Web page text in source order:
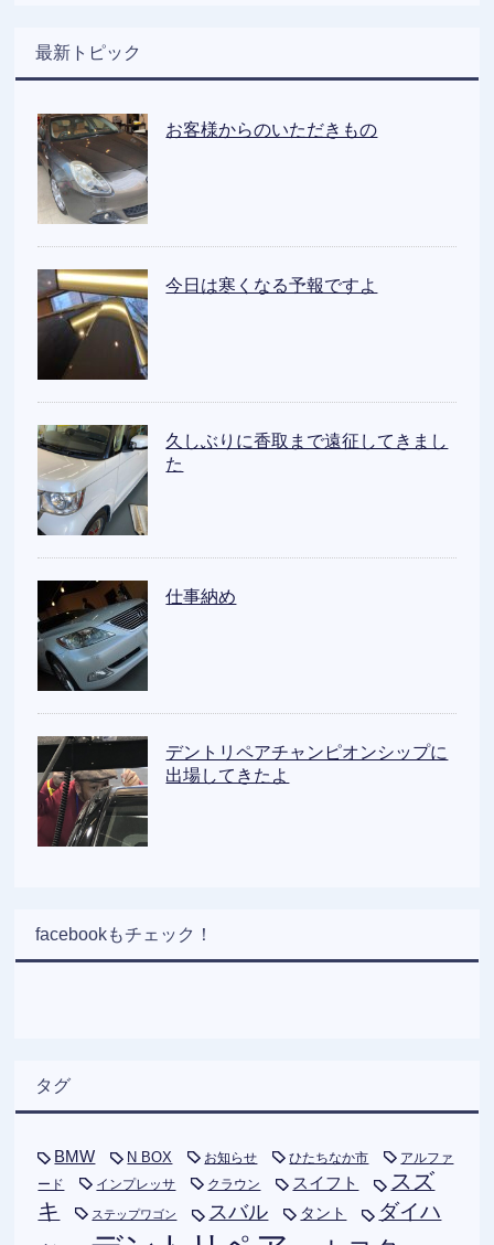
最新トピック
お客様からのいただきもの
今日は寒くなる予報ですよ
久しぶりに香取まで遠征してきまし
た
仕事納め
デントリペアチャンピオンシップに
出場してきたよ
facebookもチェック！
タグ
BMW N BOX お知らせ ひたちなか市
アルファ
ード
インプレッサ クラウン スイフト
スズ
キ
ステップワゴン スバル タント
ダイハ